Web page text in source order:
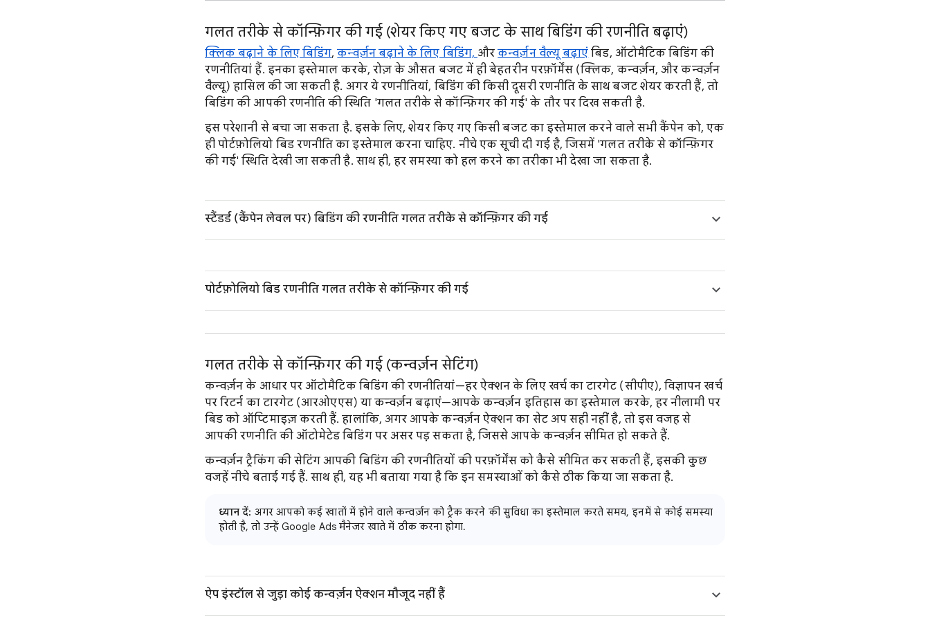
गलत तरीके से कॉन्फ़िगर की गई (शेयर किए गए बजट के साथ बिडिंग की रणनीति बढ़ाएं)
क्लिक बढ़ाने के लिए बिडिंग,कन्वर्ज़न बढ़ाने के लिए बिडिंग, औरकन्वर्ज़न वैल्यू बढ़ाएं बिड, ऑटोमैटिक बिडिंग की
रणनीतियां हैं. इनका इस्तेमाल करके, रोज़ के औसत बजट में ही बेहतरीन परफ़ॉर्मेंस (क्लिक, कन्वर्ज़न, और कन्वर्ज़न
वैल्यू) हासिल की जा सकती है. अगर ये रणनीतियां, बिडिंग की किसी दूसरी रणनीति के साथ बजट शेयर करती हैं, तो
बिडिंग की आपकी रणनीति की स्थिति 'गलत तरीके से कॉन्फ़िगर की गई' के तौर पर दिख सकती है.
इस परेशानी से बचा जा सकता है. इसके लिए, शेयर किए गए किसी बजट का इस्तेमाल करने वाले सभी कैंपेन को, एक
ही पोर्टफ़ोलियो बिड रणनीति का इस्तेमाल करना चाहिए. नीचे एक सूची दी गई है, जिसमें 'गलत तरीके से कॉन्फ़िगर
की गई' स्थिति देखी जा सकती है. साथ ही, हर समस्या को हल करने का तरीका भी देखा जा सकता है.
स्टैंडर्ड (कैंपेन लेवल पर) बिडिंग की रणनीति गलत तरीके से कॉन्फ़िगर की गई
पोर्टफ़ोलियो बिड रणनीति गलत तरीके से कॉन्फ़िगर की गई
गलत तरीके से कॉन्फ़िगर की गई (कन्वर्ज़न सेटिंग)
कन्वर्ज़न के आधार पर ऑटोमैटिक बिडिंग की रणनीतियां—हर ऐक्शन के लिए खर्च का टारगेट (सीपीए), विज्ञापन खर्च
पर रिटर्न का टारगेट (आरओएएस) या कन्वर्ज़न बढ़ाएं—आपके कन्वर्ज़न इतिहास का इस्तेमाल करके, हर नीलामी पर
बिड को ऑप्टिमाइज़ करती हैं. हालांकि, अगर आपके कन्वर्ज़न ऐक्शन का सेट अप सही नहीं है, तो इस वजह से
आपकी रणनीति की ऑटोमेटेड बिडिंग पर असर पड़ सकता है, जिससे आपके कन्वर्ज़न सीमित हो सकते हैं.
कन्वर्ज़न ट्रैकिंग की सेटिंग आपकी बिडिंग की रणनीतियों की परफ़ॉर्मेंस को कैसे सीमित कर सकती हैं, इसकी कुछ
वजहें नीचे बताई गई हैं. साथ ही, यह भी बताया गया है कि इन समस्याओं को कैसे ठीक किया जा सकता है.
ध्यान दें: अगर आपको कई खातों में होने वाले कन्वर्ज़न को ट्रैक करने की सुविधा का इस्तेमाल करते समय, इनमें से कोई समस्या
होती है, तो उन्हें Google Ads मैनेजर खाते में ठीक करना होगा.
ऐप इंस्टॉल से जुड़ा कोई कन्वर्ज़न ऐक्शन मौजूद नहीं हैं